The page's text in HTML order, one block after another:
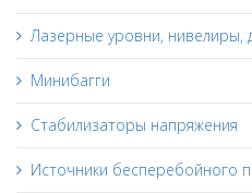
Лазерные уровни, нивелиры,
Минибагги
Стабилизаторы напряжения
Источники бесперебойного